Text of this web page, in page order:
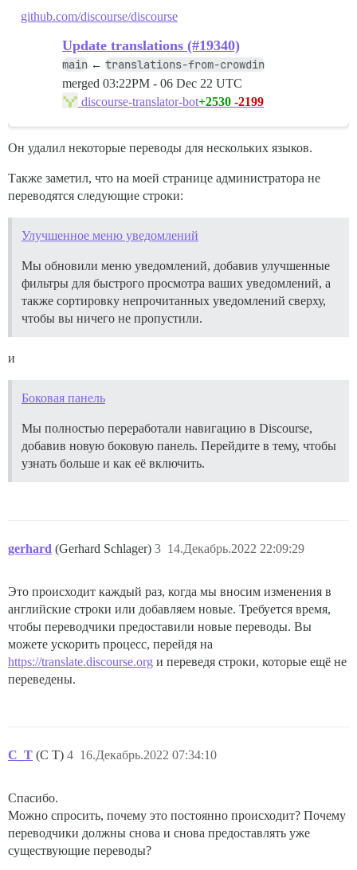
github.com/discourse/discourse
Update translations (#19340)
main ← translations-from-crowdin
merged 03:22PM - 06 Dec 22 UTC
discourse-translator-bot+2530 -2199
Он удалил некоторые переводы для нескольких языков.
Также заметил, что на моей странице администратора не
переводятся следующие строки:
Улучшенное меню уведомлений
Мы обновили меню уведомлений, добавив улучшенные
фильтры для быстрого просмотра ваших уведомлений, а
также сортировку непрочитанных уведомлений сверху,
чтобы вы ничего не пропустили.
и
Боковая панель
Мы полностью переработали навигацию в Discourse,
добавив новую боковую панель. Перейдите в тему, чтобы
узнать больше и как её включить.
gerhard (Gerhard Schlager) 14.Декабрь.2022 22:09:29
3
Это происходит каждый раз, когда мы вносим изменения в
английские строки или добавляем новые. Требуется время,
чтобы переводчики предоставили новые переводы. Вы
можете ускорить процесс, перейдя на
https://translate.discourse.org и переведя строки, которые ещё не
переведены.
C_T (C T) 16.Декабрь.2022 07:34:10
4
Спасибо.
Можно спросить, почему это постоянно происходит? Почему
переводчики должны снова и снова предоставлять уже
существующие переводы?